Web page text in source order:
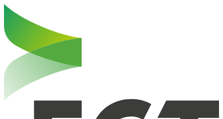
Haut de la page